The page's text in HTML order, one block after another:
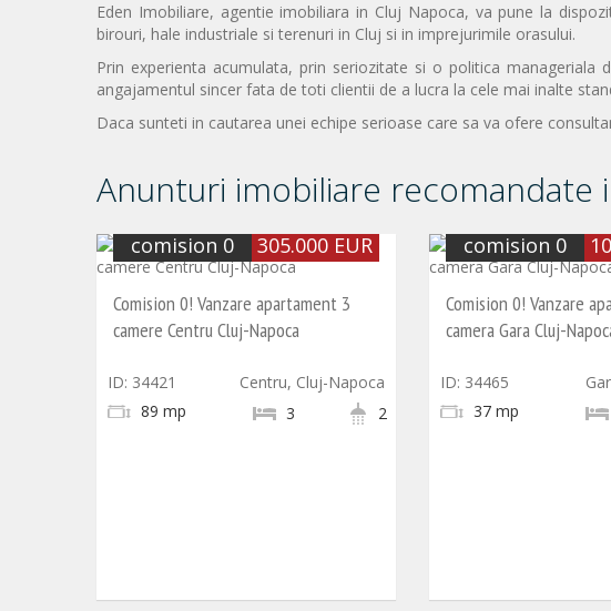
Eden Imobiliare, agentie imobiliara in Cluj Napoca, va pune la
birouri, hale industriale si terenuri in Cluj si in imprejurimile orasului.
Prin experienta acumulata, prin seriozitate si o politica
angajamentul sincer fata de toti clientii de a lucra la cele mai inalte
Daca sunteti in cautarea unei echipe serioase care sa va ofere
Anunturi imobiliare recomandate
305.000 EUR
comision 0
Comision 0! Vanzare apartament 3
camere Centru Cluj-Napoca
ID: 34421
Centru, Cluj-Napoca
2
3
89 mp
comision 0
Comision 0! Vanzare
camera Gara Cluj-
ID: 34465
37 mp